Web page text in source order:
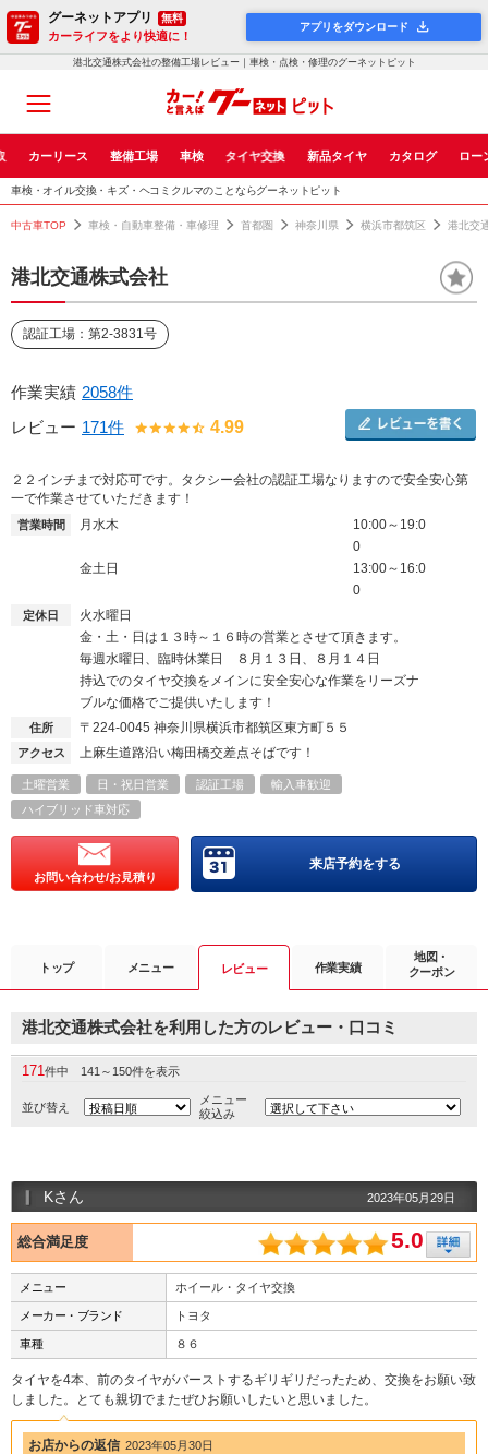
グーネットアプリ 無料
カーライフをより快適に！
アプリをダウンロード
港北交通株式会社の整備工場レビュー｜車検・点検・修理のグーネットピット
カーリース 整備工場 車検 タイヤ交換 新品タイヤ カタログ ロー
車検・オイル交換・キズ・ヘコミクルマのことならグーネットピット
中古車TOP 車検・自動車整備・車修理 首都圏 神奈川県 横浜市都筑区 港北交
港北交通株式会社
認証工場：第2-3831号
作業実績 2058件
レビュー 171件 4.99
２２インチまで対応可です。タクシー会社の認証工場なりますので安全安心第
一で作業させていただきます！
営業時間 月水木
10:00～19:0
0
金土日
13:00～16:0
0
定休日
火水曜日
金・土・日は１３時～１６時の営業とさせて頂きます。
毎週水曜日、臨時休業日 ８月１３日、８月１４日
持込でのタイヤ交換をメインに安全安心な作業をリーズナ
ブルな価格でご提供いたします！
住所 〒224-0045 神奈川県横浜市都筑区東方町５５
アクセス 上麻生道路沿い梅田橋交差点そばです！
土曜営業 日・祝日営業 認証工場
輸入車歓迎
ハイブリッド車対応
お問い合わせ/お見積り
来店予約をする
トップ メニュー レビュー 作業実績
地図・
クーポン
港北交通株式会社を利用した方のレビュー・口コミ
171件中 141～150件を表示
並び替え
メニュー
絞込み
Kさん 2023年05月29日
総合満足度 5.0
メニュー ホイール・タイヤ交換
メーカー・ブランド トヨタ
車種 ８６
タイヤを4本、前のタイヤがバーストするギリギリだったため、交換をお願い致
しました。とても親切でまたぜひお願いしたいと思いました。
お店からの返信 2023年05月30日